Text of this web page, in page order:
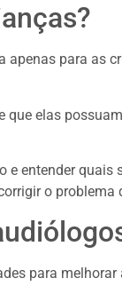
apenas para as
que elas
entender quais
o problema
para melhorar